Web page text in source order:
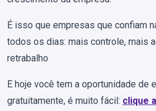
É isso que empresas que confiam
todos os dias: mais controle, mais
retrabalho
E hoje você tem a oportunidade de
gratuitamente, é muito fácil: clique